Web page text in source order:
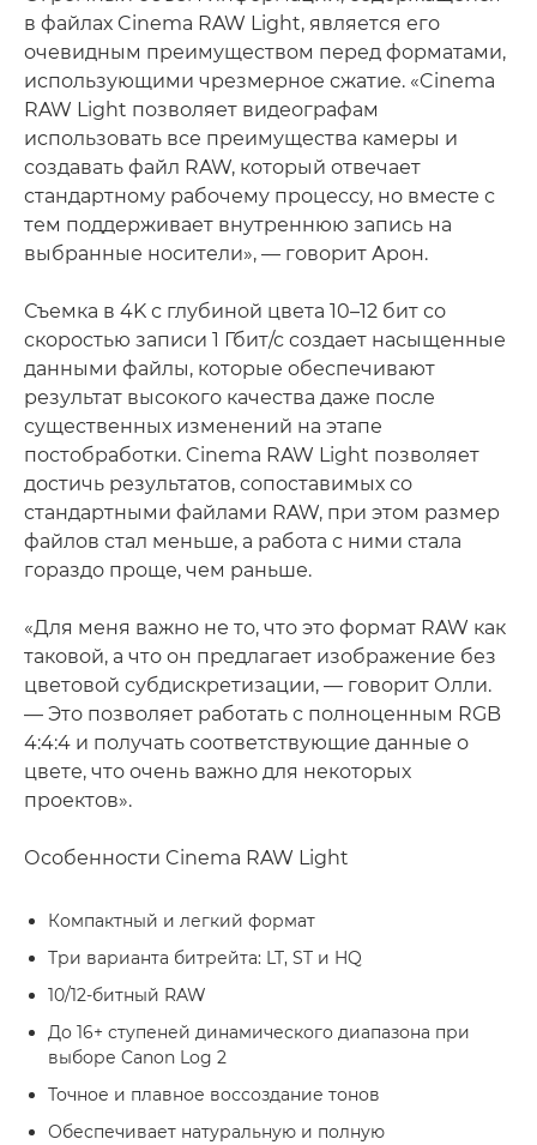
в файлах Cinema RAW Light, является его
очевидным преимуществом перед форматами,
использующими чрезмерное сжатие. «Cinema
RAW Light позволяет видеографам
использовать все преимущества камеры и
создавать файл RAW, который отвечает
стандартному рабочему процессу, но вместе с
тем поддерживает внутреннюю запись на
выбранные носители», — говорит Арон.
Съемка в 4K с глубиной цвета 10–12 бит со
скоростью записи 1 Гбит/с создает насыщенные
данными файлы, которые обеспечивают
результат высокого качества даже после
существенных изменений на этапе
постобработки. Cinema RAW Light позволяет
достичь результатов, сопоставимых со
стандартными файлами RAW, при этом размер
файлов стал меньше, а работа с ними стала
гораздо проще, чем раньше.
«Для меня важно не то, что это формат RAW как
таковой, а что он предлагает изображение без
цветовой субдискретизации, — говорит Олли.
— Это позволяет работать с полноценным RGB
4:4:4 и получать соответствующие данные о
цвете, что очень важно для некоторых
проектов».
Особенности Cinema RAW Light
Компактный и легкий формат
Три варианта битрейта: LT, ST и HQ
10/12-битный RAW
До 16+ ступеней динамического диапазона при
выборе Canon Log 2
Точное и плавное воссоздание тонов
Обеспечивает натуральную и полную